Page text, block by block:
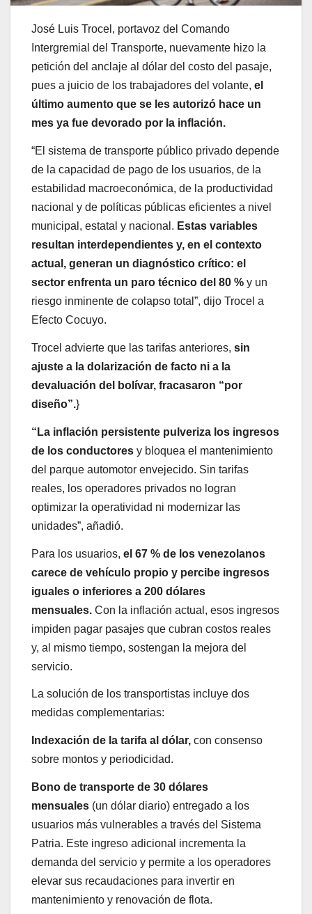
José Luis Trocel, portavoz del Comando
Intergremial del Transporte, nuevamente hizo la
petición del anclaje al dólar del costo del pasaje,
pues a juicio de los trabajadores del volante, el
último aumento que se les autorizó hace un
mes ya fue devorado por la inflación.
“El sistema de transporte público privado depende
de la capacidad de pago de los usuarios, de la
estabilidad macroeconómica, de la productividad
nacional y de políticas públicas eficientes a nivel
municipal, estatal y nacional. Estas variables
resultan interdependientes y, en el contexto
actual, generan un diagnóstico crítico: el
sector enfrenta un paro técnico del 80 % y un
riesgo inminente de colapso total”, dijo Trocel a
Efecto Cocuyo.
Trocel advierte que las tarifas anteriores, sin
ajuste a la dolarización de facto ni a la
devaluación del bolívar, fracasaron “por
diseño”.}
“La inflación persistente pulveriza los ingresos
de los conductores y bloquea el mantenimiento
del parque automotor envejecido. Sin tarifas
reales, los operadores privados no logran
optimizar la operatividad ni modernizar las
unidades”, añadió.
Para los usuarios, el 67 % de los venezolanos
carece de vehículo propio y percibe ingresos
iguales o inferiores a 200 dólares
mensuales. Con la inflación actual, esos ingresos
impiden pagar pasajes que cubran costos reales
y, al mismo tiempo, sostengan la mejora del
servicio.
La solución de los transportistas incluye dos
medidas complementarias:
Indexación de la tarifa al dólar, con consenso
sobre montos y periodicidad.
Bono de transporte de 30 dólares
mensuales (un dólar diario) entregado a los
usuarios más vulnerables a través del Sistema
Patria. Este ingreso adicional incrementa la
demanda del servicio y permite a los operadores
elevar sus recaudaciones para invertir en
mantenimiento y renovación de flota.